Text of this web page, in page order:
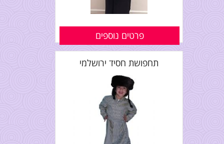
פרטים נוספים
תחפושת חסיד ירושלמי